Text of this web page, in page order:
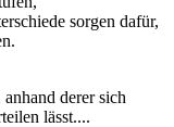
sorgen dafür,
derer sich
lässt....